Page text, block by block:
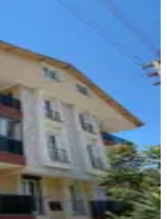
Dubleks | 150 M²|
giriş 22.07.2026
Mehmet Akif Avcular